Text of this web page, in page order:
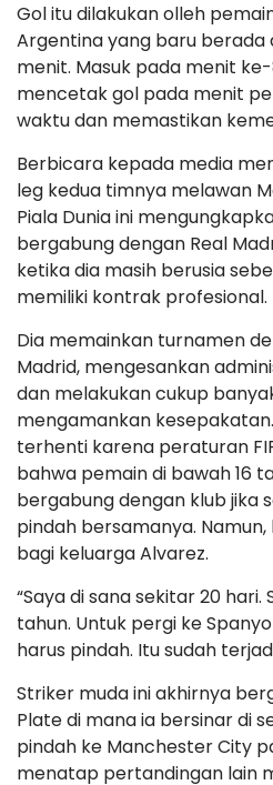
Gol itu dilakukan olleh
Argentina yang baru berada
menit. Masuk pada menit
mencetak gol pada menit
waktu dan memastikan
Berbicara kepada media
leg kedua timnya melawan
Piala Dunia ini
bergabung dengan Real
ketika dia masih berusia
memiliki kontrak profesional.
Dia memainkan turnamen
Madrid, mengesankan
dan melakukan cukup
mengamankan
terhenti karena peraturan
bahwa pemain di bawah 16
bergabung dengan klub jika
pindah bersamanya.
bagi keluarga Alvarez.
“Saya di sana sekitar 20 hari.
tahun. Untuk pergi ke
harus pindah. Itu sudah
Striker muda ini akhirnya
Plate di mana ia bersinar di
pindah ke Manchester City
menatap pertandingan lain